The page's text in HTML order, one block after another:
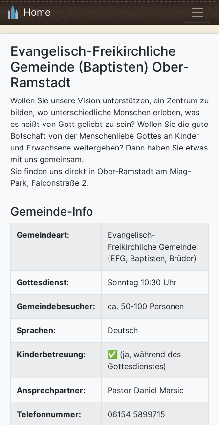
Home
Evangelisch-Freikirchliche
Gemeinde (Baptisten) Ober-
Ramstadt
Wollen Sie unsere Vision unterstützen, ein Zentrum zu
bilden, wo unterschiedliche Menschen erleben, was
es heißt von Gott geliebt zu sein? Wollen Sie die gute
Botschaft von der Menschenliebe Gottes an Kinder
und Erwachsene weitergeben? Dann haben Sie etwas
mit uns gemeinsam.
Sie finden uns direkt in Ober-Ramstadt am Miag-
Park, Falconstraße 2.
Gemeinde-Info
Gemeindeart:
Evangelisch-
Freikirchliche Gemeinde
(EFG, Baptisten, Brüder)
Gottesdienst: Sonntag 10:30 Uhr
Gemeindebesucher: ca. 50-100 Personen
Sprachen: Deutsch
Kinderbetreuung:
✅ (ja, während des
Gottesdienstes)
Ansprechpartner: Pastor Daniel Marsic
Telefonnummer: 06154 5899715